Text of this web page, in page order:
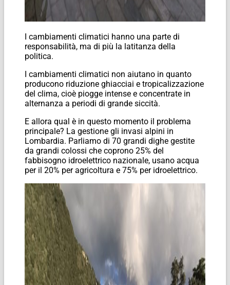
I cambiamenti climatici hanno una parte di
responsabilità, ma di più la latitanza della
politica.
I cambiamenti climatici non aiutano in quanto
producono riduzione ghiacciai e tropicalizzazione
del clima, cioè piogge intense e concentrate in
alternanza a periodi di grande siccità.
E allora qual è in questo momento il problema
principale? La gestione gli invasi alpini in
Lombardia. Parliamo di 70 grandi dighe gestite
da grandi colossi che coprono 25% del
fabbisogno idroelettrico nazionale, usano acqua
per il 20% per agricoltura e 75% per idroelettrico.